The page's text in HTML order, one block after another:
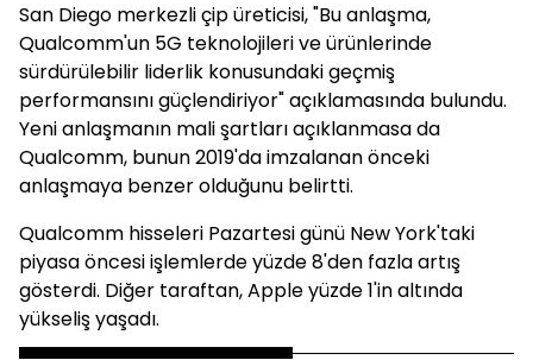
San Diego merkezli çip üreticisi, "Bu anlaşma,
Qualcomm'un 5G teknolojileri ve ürünlerinde
sürdürülebilir liderlik konusundaki geçmiş
performansını güçlendiriyor" açıklamasında bulundu.
Yeni anlaşmanın mali şartları açıklanmasa da
Qualcomm, bunun 2019'da imzalanan önceki
anlaşmaya benzer olduğunu belirtti.
Qualcomm hisseleri Pazartesi günü New York'taki
piyasa öncesi işlemlerde yüzde 8'den fazla artış
gösterdi. Diğer taraftan, Apple yüzde 1'in altında
yükseliş yaşadı.